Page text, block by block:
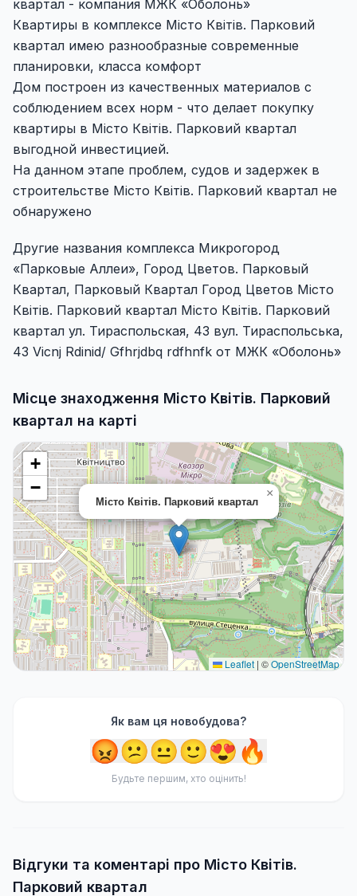
квартал - компания МЖК «Оболонь»
Квартиры в комплексе Місто Квітів. Парковий
квартал имею разнообразные современные
планировки, класса комфорт
Дом построен из качественных материалов с
соблюдением всех норм - что делает покупку
квартиры в Місто Квітів. Парковий квартал
выгодной инвестицией.
На данном этапе проблем, судов и задержек в
строительстве Місто Квітів. Парковий квартал не
обнаружено
Другие названия комплекса Микрогород
«Парковые Аллеи», Город Цветов. Парковый
Квартал, Парковый Квартал Город Цветов Місто
Квітів. Парковий квартал Місто Квітів. Парковий
квартал ул. Тираспольская, 43 вул. Тираспольська,
43 Vіcnj Rdіnіd/ Gfhrjdbq rdfhnfk от МЖК «Оболонь»
Місце знаходження Місто Квітів. Парковий
квартал на карті
Місто Квітів. Парковий квартал
×
+
−
Leaflet | ©OpenStreetMap
Як вам ця новобудова?
😡😕😐🙂😍🔥
Будьте першим, хто оцінить!
Відгуки та коментарі про Місто Квітів.
Парковий квартал